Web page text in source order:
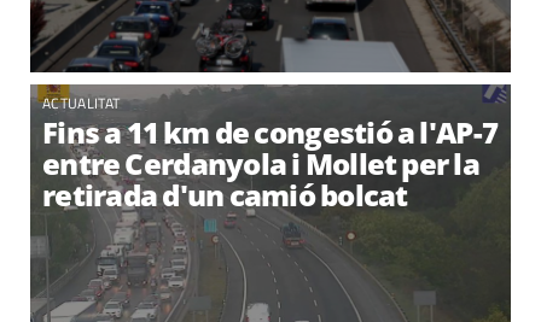
ACTUALITAT
Fins a 11 km de congestió a l'AP-7
entre Cerdanyola i Mollet per la
retirada d'un camió bolcat